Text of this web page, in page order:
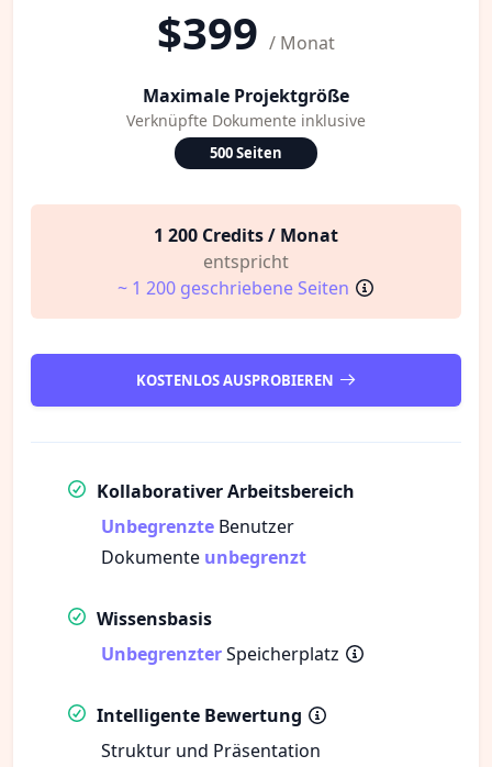
$399 / Monat
Maximale Projektgröße
Verknüpfte Dokumente inklusive
500 Seiten
1 200 Credits / Monat
entspricht
~ 1 200 geschriebene Seiten
KOSTENLOS AUSPROBIEREN
Kollaborativer Arbeitsbereich
Unbegrenzte Benutzer
Dokumente unbegrenzt
Wissensbasis
UnbegrenzterSpeicherplatz
Intelligente Bewertung
Struktur und Präsentation